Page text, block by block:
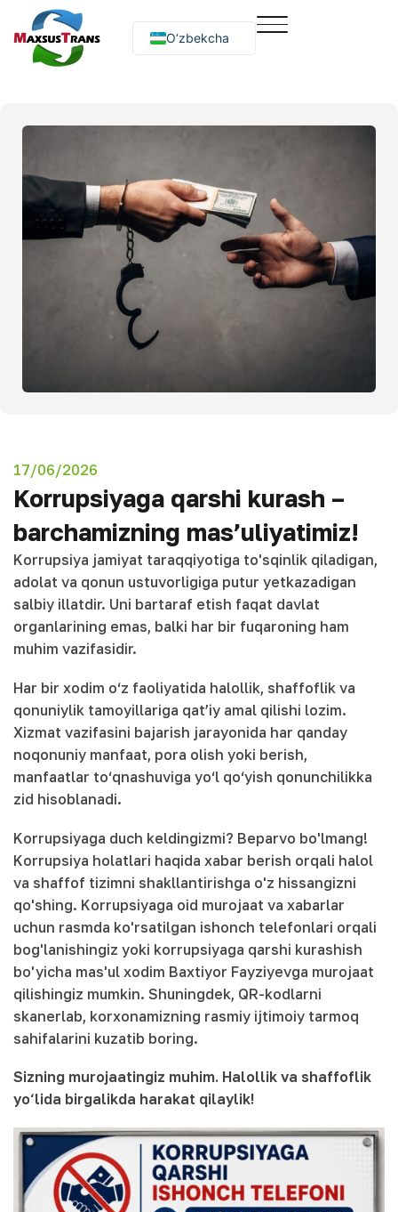
O‘zbekcha
Русский
17/06/2026
Korrupsiyaga qarshi kurash –
barchamizning mas’uliyatimiz!
Korrupsiya jamiyat taraqqiyotiga to'sqinlik qiladigan,
adolat va qonun ustuvorligiga putur yetkazadigan
salbiy illatdir. Uni bartaraf etish faqat davlat
organlarining emas, balki har bir fuqaroning ham
muhim vazifasidir.
Har bir xodim o‘z faoliyatida halollik, shaffoflik va
qonuniylik tamoyillariga qat’iy amal qilishi lozim.
Xizmat vazifasini bajarish jarayonida har qanday
noqonuniy manfaat, pora olish yoki berish,
manfaatlar to‘qnashuviga yo‘l qo‘yish qonunchilikka
zid hisoblanadi.
Korrupsiyaga duch keldingizmi? Beparvo bo'lmang!
Korrupsiya holatlari haqida xabar berish orqali halol
va shaffof tizimni shakllantirishga o'z hissangizni
qo'shing. Korrupsiyaga oid murojaat va xabarlar
uchun rasmda ko'rsatilgan ishonch telefonlari orqali
bog'lanishingiz yoki korrupsiyaga qarshi kurashish
bo'yicha mas'ul xodim Baxtiyor Fayziyevga murojaat
qilishingiz mumkin. Shuningdek, QR-kodlarni
skanerlab, korxonamizning rasmiy ijtimoiy tarmoq
sahifalarini kuzatib boring.
Sizning murojaatingiz muhim. Halollik va shaffoflik
yo‘lida birgalikda harakat qilaylik!